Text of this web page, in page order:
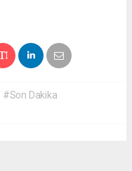
#Son Dakika